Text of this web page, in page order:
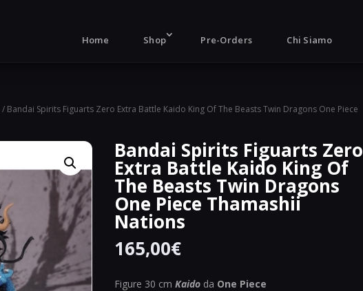
Home Shop Pre-Orders Chi Siamo
/ Bandai Spirits Figuarts Zero Extra Battle Kaido King Of The Beasts Twin Dragons One Piece
Bandai Spirits Figuarts Zero
Extra Battle Kaido King Of
The Beasts Twin Dragons
One Piece Thamashii
Nations
165,00€
Figure 30 cmKaido da One Piece